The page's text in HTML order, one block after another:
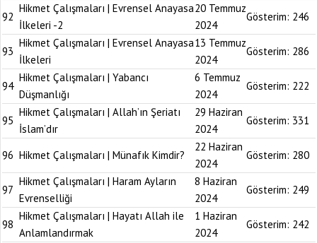
92
Hikmet Çalışmaları | Evrensel Anayasa
İlkeleri -2
20 Temmuz
2024
Gösterim: 246
93
Hikmet Çalışmaları | Evrensel Anayasa
İlkeleri
13 Temmuz
2024
Gösterim: 286
94
Hikmet Çalışmaları | Yabancı
Düşmanlığı
6 Temmuz
2024
Gösterim: 222
95
Hikmet Çalışmaları | Allah’ın Şeriatı
İslam’dır
29 Haziran
2024
Gösterim: 331
96 Hikmet Çalışmaları | Münafık Kimdir?
22 Haziran
2024
Gösterim: 280
97
Hikmet Çalışmaları | Haram Ayların
Evrenselliği
8 Haziran
2024
Gösterim: 249
98
Hikmet Çalışmaları | Hayatı Allah ile
Anlamlandırmak
1 Haziran
2024
Gösterim: 242